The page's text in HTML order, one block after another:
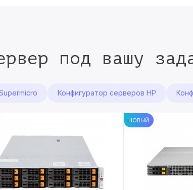
под вашу
Конфигуратор серверов HP
НОВЫЙ